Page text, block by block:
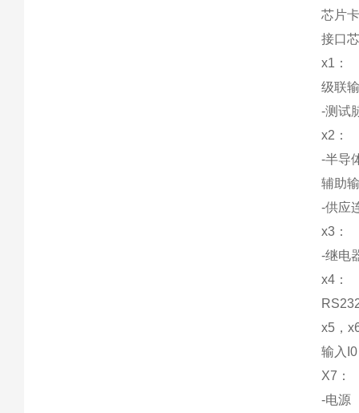
芯片
接口
x1：
级联
-测试
x2：
-半导
辅助
-供应
x3：
-继电
x4：
x5，
输入
X7：
-电源